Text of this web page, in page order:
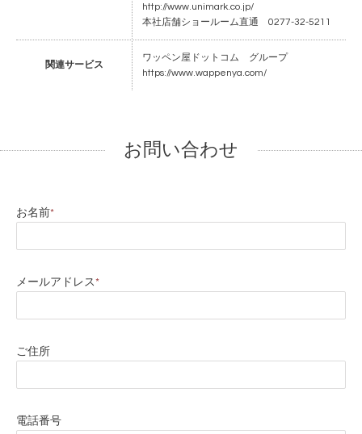
http://www.unimark.co.jp/
本社店舗ショールーム直通 0277-32-5211
関連サービス
ワッペン屋ドットコム グループ
https://www.wappenya.com/
お問い合わせ
お名前*
メールアドレス*
ご住所
電話番号